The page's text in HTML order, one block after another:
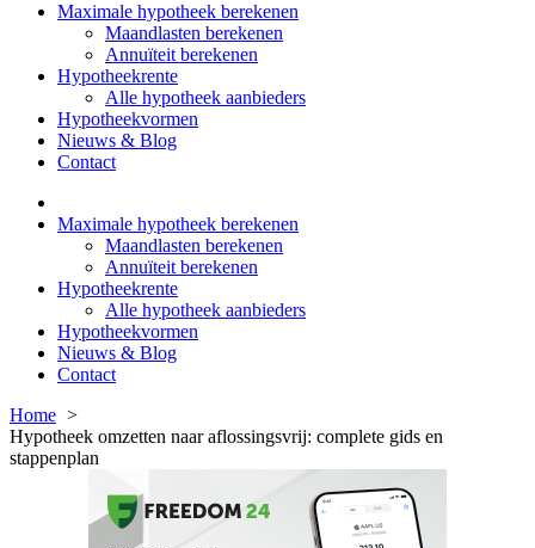
Maximale hypotheek berekenen
Maandlasten berekenen
Annuïteit berekenen
Hypotheekrente
Alle hypotheek aanbieders
Hypotheekvormen
Nieuws & Blog
Contact
Maximale hypotheek berekenen
Maandlasten berekenen
Annuïteit berekenen
Hypotheekrente
Alle hypotheek aanbieders
Hypotheekvormen
Nieuws & Blog
Contact
Home
Hypotheek omzetten naar aflossingsvrij: complete gids en
stappenplan